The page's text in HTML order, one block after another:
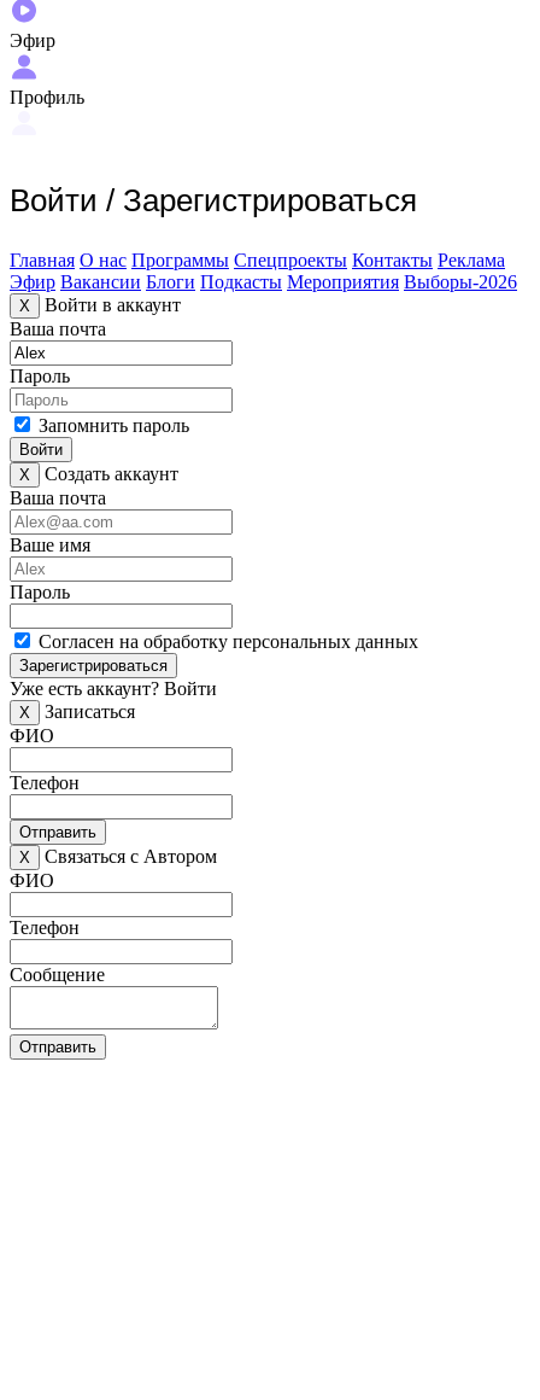
Эфир
Профиль
Войти / Зарегистрироваться
Главная О нас Программы Спецпроекты Контакты Реклама
Эфир Вакансии Блоги Подкасты Мероприятия Выборы-2026
X
Войти в аккаунт
Ваша почта
Пароль
Запомнить пароль
Войти
X
Создать аккаунт
Ваша почта
Ваше имя
Пароль
Согласен на обработку персональных данных
Зарегистрироваться
Уже есть аккаунт? Войти
X
Записаться
ФИО
Телефон
Отправить
X
Связаться с Автором
ФИО
Телефон
Сообщение
Отправить